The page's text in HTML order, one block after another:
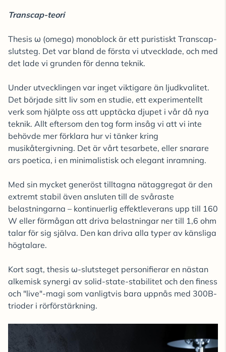
Transcap-teori
Thesis ω (omega) monoblock är ett puristiskt Transcap-
slutsteg. Det var bland de första vi utvecklade, och med
det lade vi grunden för denna teknik.
Under utvecklingen var inget viktigare än ljudkvalitet.
Det började sitt liv som en studie, ett experimentellt
verk som hjälpte oss att upptäcka djupet i vår då nya
teknik. Allt eftersom den tog form insåg vi att vi inte
behövde mer förklara hur vi tänker kring
musikåtergivning. Det är vårt tesarbete, eller snarare
ars poetica, i en minimalistisk och elegant inramning.
Med sin mycket generöst tilltagna nätaggregat är den
extremt stabil även ansluten till de svåraste
belastningarna – kontinuerlig effektleverans upp till 160
W eller förmågan att driva belastningar ner till 1,6 ohm
talar för sig själva. Den kan driva alla typer av känsliga
högtalare.
Kort sagt, thesis ω-slutsteget personifierar en nästan
alkemisk synergi av solid-state-stabilitet och den finess
och "live"-magi som vanligtvis bara uppnås med 300B-
trioder i rörförstärkning.